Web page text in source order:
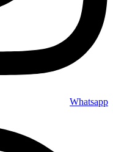
Whatsapp